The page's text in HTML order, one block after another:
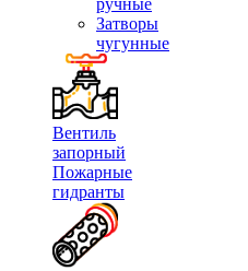
ручные
Затворы
чугунные
Вентиль
запорный
Пожарные
гидранты